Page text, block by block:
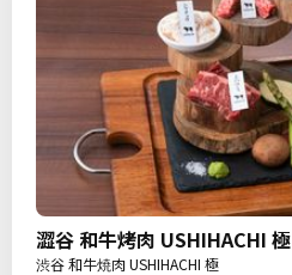
澀谷 和牛烤肉 USHIHACHI 極
渋谷 和牛焼肉 USHIHACHI 極